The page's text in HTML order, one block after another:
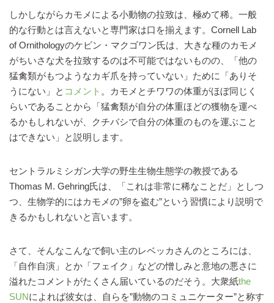
しかしながらカモメによる小動物の拉致は、極めて稀。一般
的な行動とは言えないと専門家は口を揃えます。Cornell Lab
of Ornithologyのケビン・マクゴワン氏は、大きな種のカモメ
がちいさな犬を拉致するのは不可能ではないものの、「他の
猛禽類がもつようなカギ爪を持っていない」ために「ありそ
うにない」と コメント 。カモメとチワワの体重がほぼ同じく
らいであることから「猛禽類が自分の体重ほどの獲物を運べ
るかもしれないが、クチバシで自分の体重のものを運ぶこと
はできない」と説明します。
セントラルミシガン大学の野生生物生態学の教授である
Thomas M. Gehring氏は、「これは非常に稀なことだ」としつ
つ、生物学的にはカモメの”卵を盗む”という習慣により説明で
きるかもしれないと言います。
さて、そんなこんなで飼い主のレベッカさんのところには、
「自作自演」とか「フェイク」などの憎しみと意地の悪さに
溢れたコメントがたくさん届いているのだそう。大衆紙the
SUNによれば彼女は、自らを”動物のコミュニケーター”と称す